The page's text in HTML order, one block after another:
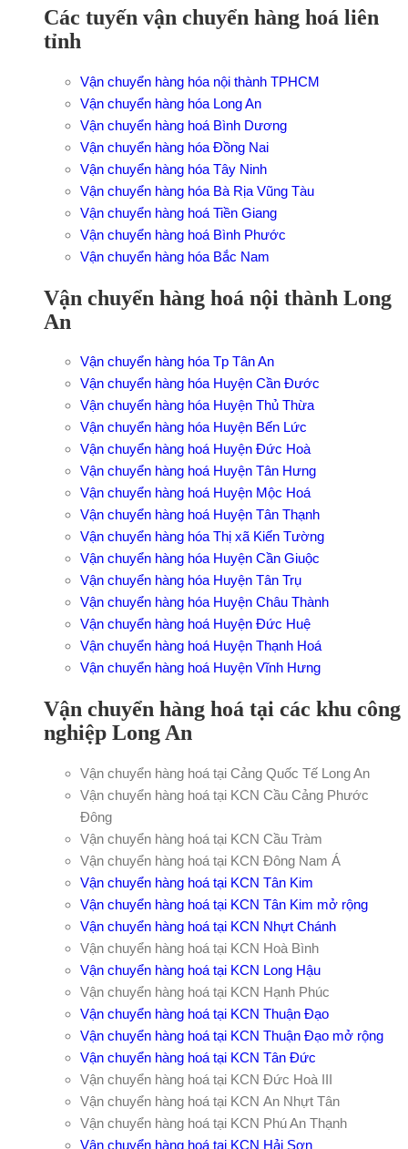
Các tuyến vận chuyển hàng hoá liên
tỉnh
Vận chuyển hàng hóa nội thành TPHCM
Vận chuyển hàng hóa Long An
Vận chuyển hàng hoá Bình Dương
Vận chuyển hàng hóa Đồng Nai
Vận chuyển hàng hóa Tây Ninh
Vận chuyển hàng hóa Bà Rịa Vũng Tàu
Vận chuyển hàng hoá Tiền Giang
Vận chuyển hàng hoá Bình Phước
Vận chuyển hàng hóa Bắc Nam
Vận chuyển hàng hoá nội thành Long
An
Vận chuyển hàng hóa Tp Tân An
Vận chuyển hàng hóa Huyện Cần Đước
Vận chuyển hàng hóa Huyện Thủ Thừa
Vận chuyển hàng hóa Huyện Bến Lức
Vận chuyển hàng hoá Huyện Đức Hoà
Vận chuyển hàng hoá Huyện Tân Hưng
Vận chuyển hàng hoá Huyện Mộc Hoá
Vận chuyển hàng hoá Huyện Tân Thạnh
Vận chuyển hàng hóa Thị xã Kiến Tường
Vận chuyển hàng hóa Huyện Cần Giuộc
Vận chuyển hàng hóa Huyện Tân Trụ
Vận chuyển hàng hóa Huyện Châu Thành
Vận chuyển hàng hoá Huyện Đức Huệ
Vận chuyển hàng hoá Huyện Thạnh Hoá
Vận chuyển hàng hoá Huyện Vĩnh Hưng
Vận chuyển hàng hoá tại các khu công
nghiệp Long An
Vận chuyển hàng hoá tại Cảng Quốc Tế Long An
Vận chuyển hàng hoá tại KCN Cầu Cảng Phước
Đông
Vận chuyển hàng hoá tại KCN Cầu Tràm
Vận chuyển hàng hoá tại KCN Đông Nam Á
Vận chuyển hàng hoá tại KCN Tân Kim
Vận chuyển hàng hoá tại KCN Tân Kim mở rộng
Vận chuyển hàng hoá tại KCN Nhựt Chánh
Vận chuyển hàng hoá tại KCN Hoà Bình
Vận chuyển hàng hoá tại KCN Long Hậu
Vận chuyển hàng hoá tại KCN Hạnh Phúc
Vận chuyển hàng hoá tại KCN Thuận Đạo
Vận chuyển hàng hoá tại KCN Thuận Đạo mở rộng
Vận chuyển hàng hoá tại KCN Tân Đức
Vận chuyển hàng hoá tại KCN Đức Hoà III
Vận chuyển hàng hoá tại KCN An Nhựt Tân
Vận chuyển hàng hoá tại KCN Phú An Thạnh
Vận chuyển hàng hoá tại KCN Hải Sơn